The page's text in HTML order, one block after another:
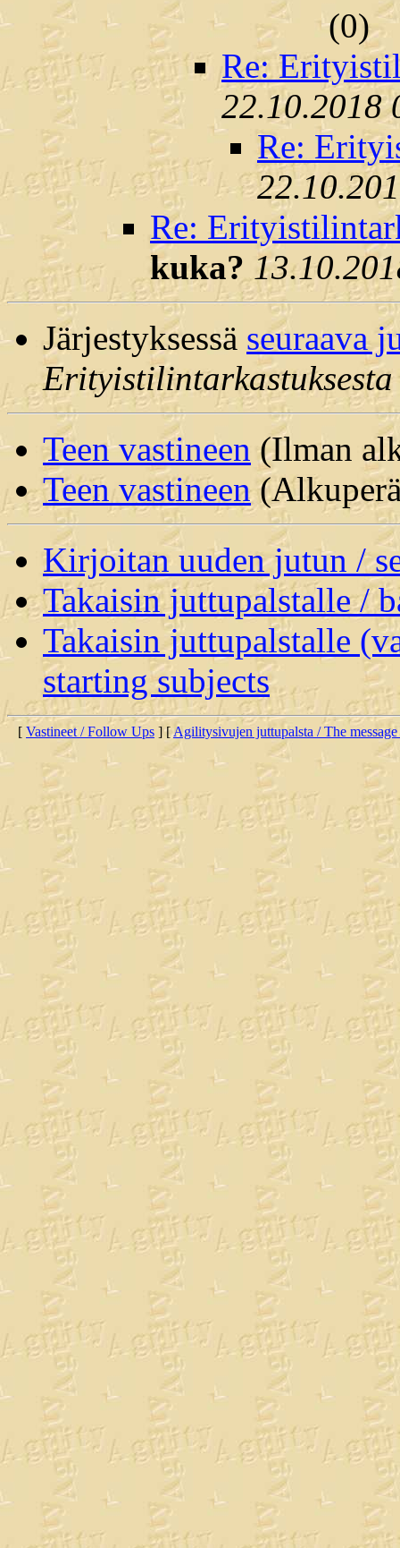
(0)
Re:
22.10.2018
Re:
Re:
kuka?
Järjestyksessä seuraava
Erityistilintarkastuksesta
Teen vastineen (Ilman
Teen vastineen
Kirjoitan uuden jutun /
Takaisin juttupalstalle /
Takaisin juttupalstalle
starting subjects
[ Vastineet / Follow Ups ] [Agilitysivujen juttupalsta / The